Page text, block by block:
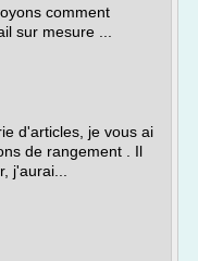
comment
sur mesure ...
d'articles, je vous ai
de rangement . Il
j'aurai...